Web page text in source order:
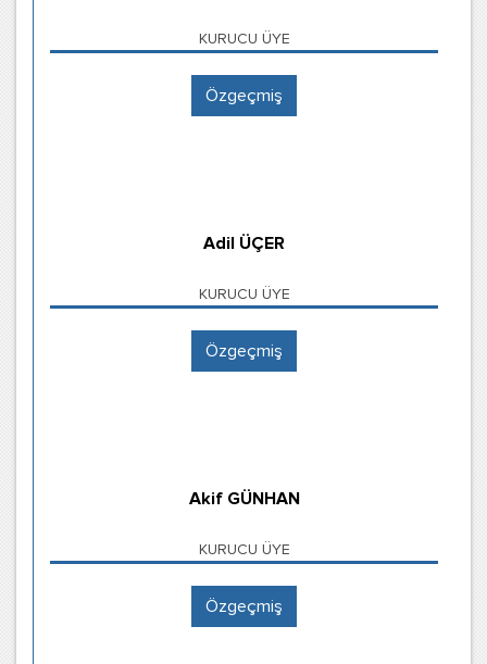
KURUCU ÜYE
Özgeçmiş
Adil ÜÇER
KURUCU ÜYE
Özgeçmiş
Akif GÜNHAN
KURUCU ÜYE
Özgeçmiş